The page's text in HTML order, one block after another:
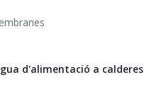
d'alimentació a calderes